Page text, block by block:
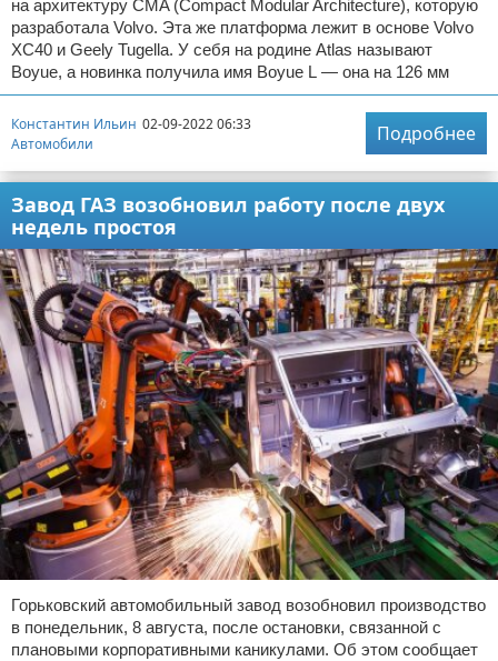
на архитектуру CMA (Compact Modular Architecture), которую
разработала Volvo. Эта же платформа лежит в основе Volvo
XC40 и Geely Tugella. У себя на родине Atlas называют
Boyue, а новинка получила имя Boyue L — она на 126 мм
Константин Ильин 02-09-2022 06:33
Автомобили
Подробнее
Завод ГАЗ возобновил работу после двух
недель простоя
Горьковский автомобильный завод возобновил производство
в понедельник, 8 августа, после остановки, связанной с
плановыми корпоративными каникулами. Об этом сообщает